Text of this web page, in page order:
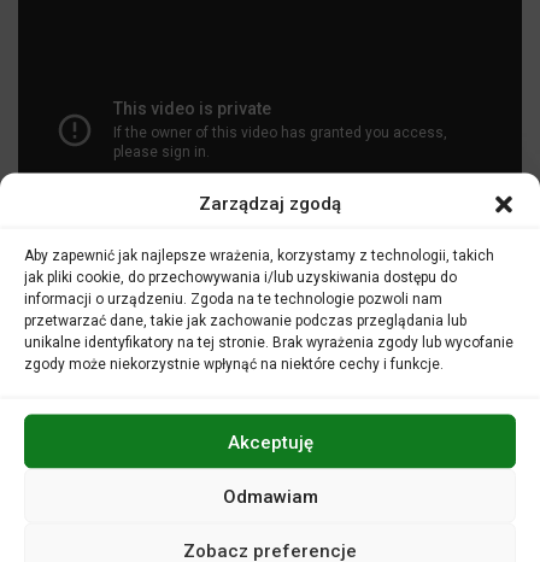
Zarządzaj zgodą
Aby zapewnić jak najlepsze wrażenia, korzystamy z technologii, takich
jak pliki cookie, do przechowywania i/lub uzyskiwania dostępu do
informacji o urządzeniu. Zgoda na te technologie pozwoli nam
przetwarzać dane, takie jak zachowanie podczas przeglądania lub
unikalne identyfikatory na tej stronie. Brak wyrażenia zgody lub wycofanie
zgody może niekorzystnie wpłynąć na niektóre cechy i funkcje.
Akceptuję
Odmawiam
Zobacz preferencje
CO WYRÓŻNIA Power of Melody ?
ZAŁOŻENIA
Program zajęć opiera się na założeniu, iż wszystkie dzieci
są uzdolnione muzycznie. Poprzez realne doświadczenia
muzykowania, a nie tylko wiedzę o muzyce, program
biernego percypowania go. Kluczowy dla założeń
programu jest fakt, iż małe dzieci uczą się najskuteczniej,
naśladując swoje najpotężniejsze autorytety, jakimi są
rodzice czy opiekunowie. To właśnie oni pokazują im jak